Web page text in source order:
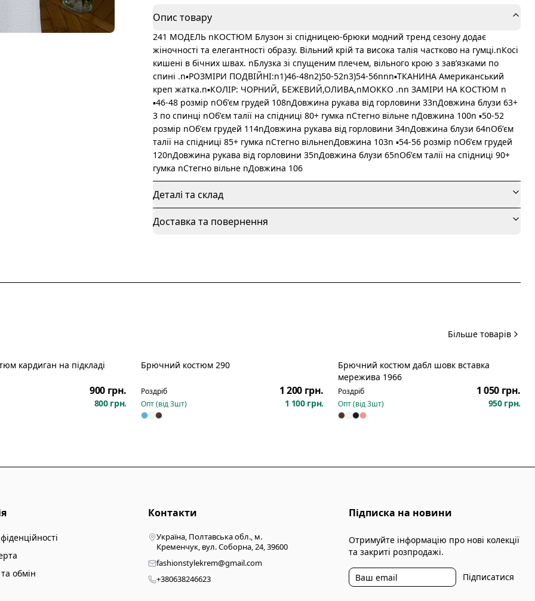
Опис товару
241 МОДЕЛЬ nКОСТЮМ Блузон зі спідницею-брюки модний тренд сезону додає
жіночності та елегантності образу. Вільний крій та висока талія частково на гумці.nКосі
кишені в бічних швах. nБлузка зі спущеним плечем, вільного крою з завʼязками по
спині .n▪️РОЗМІРИ ПОДВІЙНІ:n1)46-48n2)50-52n3)54-56nnn▪️ТКАНИНА Американський
креп жатка.n▪️КОЛІР: ЧОРНИЙ, БЕЖЕВИЙ,ОЛИВА,nМОККО .nn ЗАМІРИ НА КОСТЮМ n
▪️46-48 розмір nОбʼєм грудей 108nДовжина рукава від горловини 33nДовжина блузи 63+
3 по спинці nОбʼєм талії на спідниці 80+ гумка nСтегно вільне nДовжина 100n ▪️50-52
розмір nОбʼєм грудей 114nДовжина рукава від горловини 34nДовжина блузи 64nОбʼєм
талії на спідниці 85+ гумка nСтегно вільнеnДовжина 103n ▪️54-56 розмір nОбʼєм грудей
120nДовжина рукава від горловини 35nДовжина блузи 65nОбʼєм талії на спідниці 90+
гумка nСтегно вільне nДовжина 106
Деталі та склад
Доставка та повернення
Більше товарів
кардиган на підкладі
900 грн.
800 грн.
Брючний костюм 290
Роздріб 1 200 грн.
Опт (від3шт) 1 100 грн.
Брючний костюм дабл шовк вставка
мережива 1966
Роздріб 1 050 грн.
Опт (від3шт) 950 грн.
обмін
Контакти
Україна, Полтавська обл., м.
Кременчук, вул. Соборна, 24, 39600
fashionstylekrem@gmail.com
+380638246623
Підписка на новини
Отримуйте інформацію про нові колекції
та закриті розпродажі.
Підписатися